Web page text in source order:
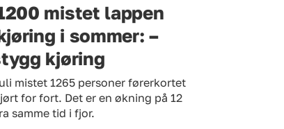
mistet lappen
i sommer: –
kjøring
mistet 1265 personer førerkortet
for fort. Det er en økning på 12
samme tid i fjor.